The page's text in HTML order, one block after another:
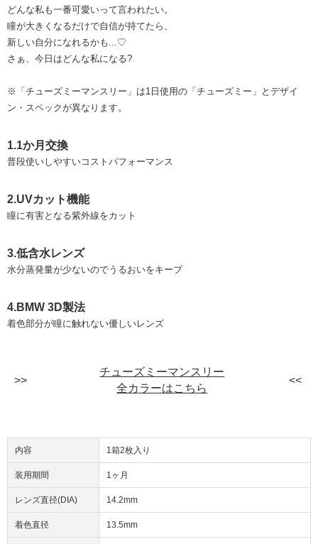
どんな私も一番可愛いって言われたい。
瞳が大きくなるだけで自信が持てたら、
新しい自分になれるかも...♡
さぁ、今日はどんな私になる?
※「チューズミーマンスリー」は1日使用の「チューズミー」とデザイ
ン・スペックが異なります。
1.1か月交換
普段使いしやすいコストパフォーマンス
2.UVカット機能
瞳に有害となる紫外線をカット
3.低含水レンズ
水分蒸発量が少ないのでうるおいをキープ
4.BMW 3D製法
着色部分が瞳に触れない優しいレンズ
チューズミーマンスリー
全カラーはこちら
内容 1箱2枚入り
装用期間 1ヶ月
レンズ直径(DIA) 14.2mm
着色直径 13.5mm